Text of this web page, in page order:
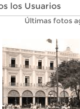
Fotos
Últimas fotos